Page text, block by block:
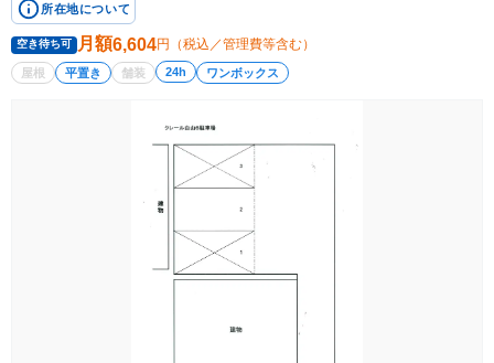
所在地について
空き待ち可 月額6,604円（税込／管理費等含む）
屋根 平置き 舗装 24h ワンボックス